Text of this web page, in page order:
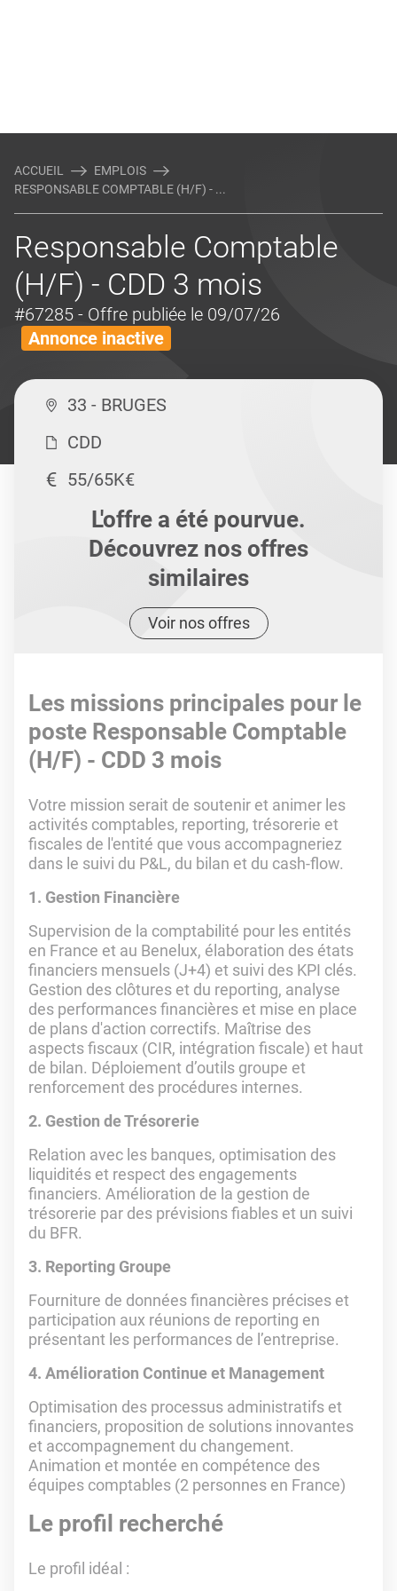
ACCUEIL
EMPLOIS
RESPONSABLE COMPTABLE (H/F) - ...
Responsable Comptable
(H/F) - CDD 3 mois
#67285 - Offre publiée le 09/07/26
Annonce inactive
33 - BRUGES
CDD
55/65K€
L'offre a été pourvue.
Découvrez nos offres
similaires
Voir nos offres
Les missions principales pour le
poste Responsable Comptable
(H/F) - CDD 3 mois
Votre mission serait de soutenir et animer les
activités comptables, reporting, trésorerie et
fiscales de l'entité que vous accompagneriez
dans le suivi du P&L, du bilan et du cash-flow.
1. Gestion Financière
Supervision de la comptabilité pour les entités
en France et au Benelux, élaboration des états
financiers mensuels (J+4) et suivi des KPI clés.
Gestion des clôtures et du reporting, analyse
des performances financières et mise en place
de plans d'action correctifs. Maîtrise des
aspects fiscaux (CIR, intégration fiscale) et haut
de bilan. Déploiement d’outils groupe et
renforcement des procédures internes.
2. Gestion de Trésorerie
Relation avec les banques, optimisation des
liquidités et respect des engagements
financiers. Amélioration de la gestion de
trésorerie par des prévisions fiables et un suivi
du BFR.
3. Reporting Groupe
Fourniture de données financières précises et
participation aux réunions de reporting en
présentant les performances de l’entreprise.
4. Amélioration Continue et Management
Optimisation des processus administratifs et
financiers, proposition de solutions innovantes
et accompagnement du changement.
Animation et montée en compétence des
équipes comptables (2 personnes en France)
Le profil recherché
Le profil idéal :